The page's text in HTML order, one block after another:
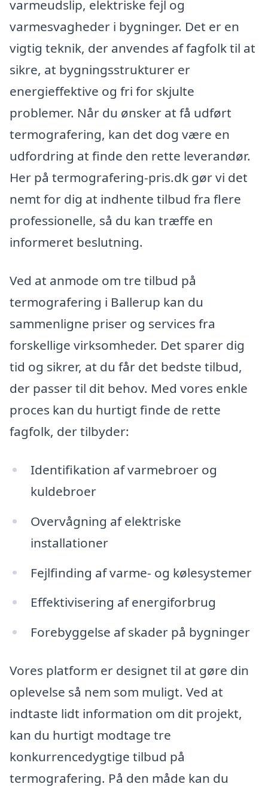
varmeudslip, elektriske fejl og
varmesvagheder i bygninger. Det er en
vigtig teknik, der anvendes af fagfolk til at
sikre, at bygningsstrukturer er
energieffektive og fri for skjulte
problemer. Når du ønsker at få udført
termografering, kan det dog være en
udfordring at finde den rette leverandør.
Her på termografering-pris.dk gør vi det
nemt for dig at indhente tilbud fra flere
professionelle, så du kan træffe en
informeret beslutning.
Ved at anmode om tre tilbud på
termografering i Ballerup kan du
sammenligne priser og services fra
forskellige virksomheder. Det sparer dig
tid og sikrer, at du får det bedste tilbud,
der passer til dit behov. Med vores enkle
proces kan du hurtigt finde de rette
fagfolk, der tilbyder:
Identifikation af varmebroer og
kuldebroer
Overvågning af elektriske
installationer
Fejlfinding af varme- og kølesystemer
Effektivisering af energiforbrug
Forebyggelse af skader på bygninger
Vores platform er designet til at gøre din
oplevelse så nem som muligt. Ved at
indtaste lidt information om dit projekt,
kan du hurtigt modtage tre
konkurrencedygtige tilbud på
termografering. På den måde kan du